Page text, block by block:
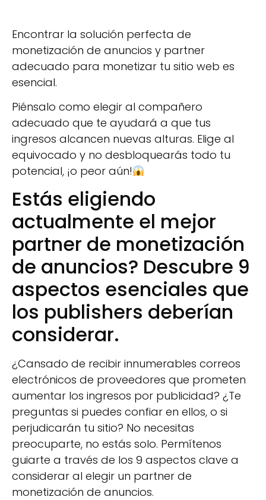
Encontrar la solución perfecta de
monetización de anuncios y partner
adecuado para monetizar tu sitio web es
esencial.
Piénsalo como elegir al compañero
adecuado que te ayudará a que tus
ingresos alcancen nuevas alturas. Elige al
equivocado y no desbloquearás todo tu
potencial, ¡o peor aún!
Estás eligiendo
actualmente el mejor
partner de monetización
de anuncios? Descubre 9
aspectos esenciales que
los publishers deberían
considerar.
¿Cansado de recibir innumerables correos
electrónicos de proveedores que prometen
aumentar los ingresos por publicidad? ¿Te
preguntas si puedes confiar en ellos, o si
perjudicarán tu sitio? No necesitas
preocuparte, no estás solo. Permítenos
guiarte a través de los 9 aspectos clave a
considerar al elegir un partner de
monetización de anuncios.